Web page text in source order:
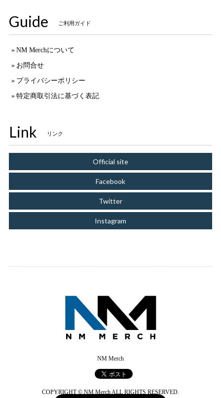
Guide ご利用ガイド
NM Merchについて
お問合せ
プライバシーポリシー
特定商取引法に基づく表記
Link リンク
Official site
Facebook
Twitter
Instagram
NM Merch
COPYRIGHT © NM Merch ALL RIGHTS RESERVED.